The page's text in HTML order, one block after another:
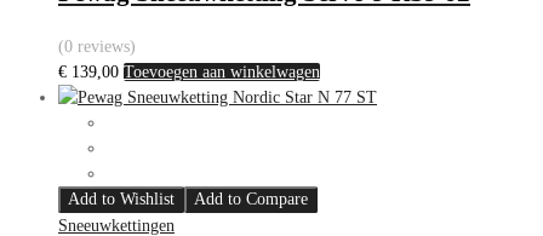
(0 reviews)
€ 139,00 Toevoegen aan winkelwagen
Add to Wishlist
Add to Compare
Sneeuwkettingen